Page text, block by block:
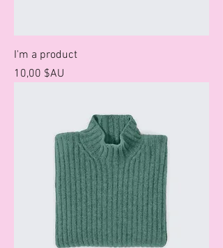
I'm a product
Prix
10,00 $AU